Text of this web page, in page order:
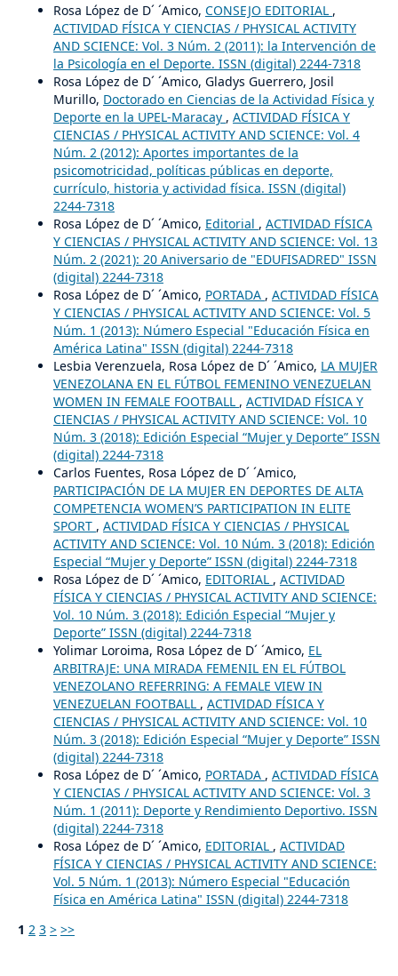
Rosa López de D´ ´Amico, CONSEJO EDITORIAL ,
ACTIVIDAD FÍSICA Y CIENCIAS / PHYSICAL ACTIVITY
AND SCIENCE: Vol. 3 Núm. 2 (2011): la Intervención de
la Psicología en el Deporte. ISSN (digital) 2244-7318
Rosa López de D´ ´Amico, Gladys Guerrero, Josil
Murillo, Doctorado en Ciencias de la Actividad Física y
Deporte en la UPEL-Maracay , ACTIVIDAD FÍSICA Y
CIENCIAS / PHYSICAL ACTIVITY AND SCIENCE: Vol. 4
Núm. 2 (2012): Aportes importantes de la
psicomotricidad, políticas públicas en deporte,
currículo, historia y actividad física. ISSN (digital)
2244-7318
Rosa López de D´ ´Amico, Editorial , ACTIVIDAD FÍSICA
Y CIENCIAS / PHYSICAL ACTIVITY AND SCIENCE: Vol. 13
Núm. 2 (2021): 20 Aniversario de "EDUFISADRED" ISSN
(digital) 2244-7318
Rosa López de D´ ´Amico, PORTADA , ACTIVIDAD FÍSICA
Y CIENCIAS / PHYSICAL ACTIVITY AND SCIENCE: Vol. 5
Núm. 1 (2013): Número Especial "Educación Física en
América Latina" ISSN (digital) 2244-7318
Lesbia Verenzuela, Rosa López de D´ ´Amico, LA MUJER
VENEZOLANA EN EL FÚTBOL FEMENINO VENEZUELAN
WOMEN IN FEMALE FOOTBALL , ACTIVIDAD FÍSICA Y
CIENCIAS / PHYSICAL ACTIVITY AND SCIENCE: Vol. 10
Núm. 3 (2018): Edición Especial “Mujer y Deporte” ISSN
(digital) 2244-7318
Carlos Fuentes, Rosa López de D´ ´Amico,
PARTICIPACIÓN DE LA MUJER EN DEPORTES DE ALTA
COMPETENCIA WOMEN’S PARTICIPATION IN ELITE
SPORT , ACTIVIDAD FÍSICA Y CIENCIAS / PHYSICAL
ACTIVITY AND SCIENCE: Vol. 10 Núm. 3 (2018): Edición
Especial “Mujer y Deporte” ISSN (digital) 2244-7318
Rosa López de D´ ´Amico, EDITORIAL , ACTIVIDAD
FÍSICA Y CIENCIAS / PHYSICAL ACTIVITY AND SCIENCE:
Vol. 10 Núm. 3 (2018): Edición Especial “Mujer y
Deporte” ISSN (digital) 2244-7318
Yolimar Loroima, Rosa López de D´ ´Amico, EL
ARBITRAJE: UNA MIRADA FEMENIL EN EL FÚTBOL
VENEZOLANO REFERRING: A FEMALE VIEW IN
VENEZUELAN FOOTBALL , ACTIVIDAD FÍSICA Y
CIENCIAS / PHYSICAL ACTIVITY AND SCIENCE: Vol. 10
Núm. 3 (2018): Edición Especial “Mujer y Deporte” ISSN
(digital) 2244-7318
Rosa López de D´ ´Amico, PORTADA , ACTIVIDAD FÍSICA
Y CIENCIAS / PHYSICAL ACTIVITY AND SCIENCE: Vol. 3
Núm. 1 (2011): Deporte y Rendimiento Deportivo. ISSN
(digital) 2244-7318
Rosa López de D´ ´Amico, EDITORIAL , ACTIVIDAD
FÍSICA Y CIENCIAS / PHYSICAL ACTIVITY AND SCIENCE:
Vol. 5 Núm. 1 (2013): Número Especial "Educación
Física en América Latina" ISSN (digital) 2244-7318
1 2 3 > >>